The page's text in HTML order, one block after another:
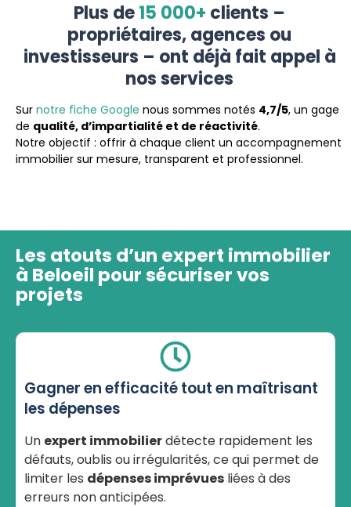
Plus de15 000+ clients –
propriétaires, agences ou
investisseurs – ont déjà fait appel à
nos services
Sur notre fiche Google nous sommes notés 4,7/5, un gage
de qualité, d’impartialité et de réactivité.
Notre objectif : offrir à chaque client un accompagnement
immobilier sur mesure, transparent et professionnel.
Les atouts d’un expert immobilier
à Beloeil pour sécuriser vos
projets
Gagner en efficacité tout en maîtrisant
les dépenses
Un expert immobilierdétecte rapidement les
défauts, oublis ou irrégularités, ce qui permet de
limiter les dépenses imprévues liées à des
erreurs non anticipées.